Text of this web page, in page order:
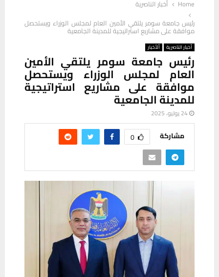
Home
أخبار الناصرية
رئيس جامعة سومر يلتقي الأمين العام لمجلس الوزراء ويستحصل
موافقة على مشاريع استراتيجية للمدينة الجامعية
أخبار الناصرية ألأخبار
رئيس جامعة سومر يلتقي الأمين
العام لمجلس الوزراء ويستحصل
موافقة على مشاريع استراتيجية
للمدينة الجامعية
24 يوليو، 2025
مشاركة 0